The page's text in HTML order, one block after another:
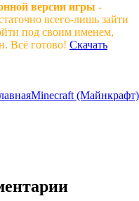
версии игры -
всего-лишь зайти
под своим именем,
Всё готово! Скачать
Minecraft (Майнкрафт)